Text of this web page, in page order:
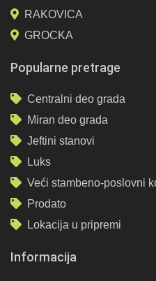
RAKOVICA
GROCKA
Popularne pretrage
Centralni deo grada
Miran deo grada
Jeftini stanovi
Luks
Veći stambeno-poslovni
Prodato
Lokacija u pripremi
Informacija